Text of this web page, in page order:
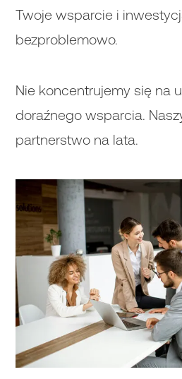
Twoje wsparcie i
bezproblemowo.
Nie koncentrujemy się na
doraźnego wsparcia.
partnerstwo na lata.